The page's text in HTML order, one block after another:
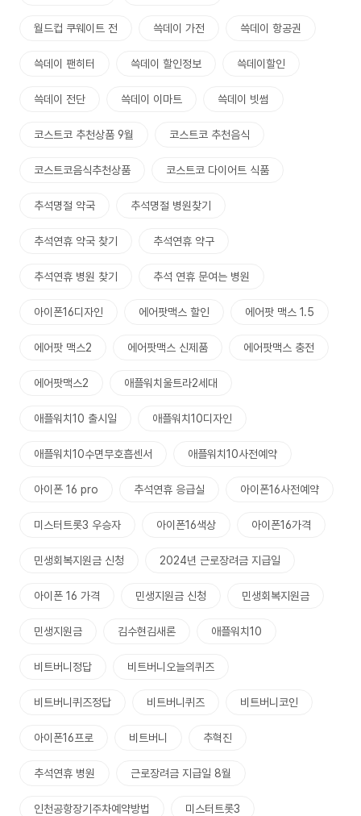
월드컵 쿠웨이트 전 쓱데이 가전 쓱데이 항공권
쓱데이 팬히터 쓱데이 할인정보 쓱데이할인
쓱데이 전단 쓱데이 이마트 쓱데이 빗썸
코스트코 추천상품 9월 코스트코 추천음식
코스트코음식추천상품 코스트코 다이어트 식품
추석명절 약국 추석명절 병원찾기
추석연휴 약국 찾기 추석연휴 약구
추석연휴 병원 찾기 추석 연휴 문여는 병원
아이폰16디자인 에어팟맥스 할인 에어팟 맥스 1.5
에어팟 맥스2 에어팟맥스 신제품 에어팟맥스 충전
에어팟맥스2 애플워치울트라2세대
애플워치10 출시일 애플워치10디자인
애플워치10수면무호흡센서 애플워치10사전예약
아이폰 16 pro 추석연휴 응급실 아이폰16사전예약
미스터트롯3 우승자 아이폰16색상 아이폰16가격
민생회복지원금 신청 2024년 근로장려금 지급일
아이폰 16 가격 민생지원금 신청 민생회복지원금
민생지원금 김수현김새론 애플워치10
비트버니정답 비트버니오늘의퀴즈
비트버니퀴즈정답 비트버니퀴즈 비트버니코인
아이폰16프로 비트버니 추혁진
추석연휴 병원 근로장려금 지급일 8월
인천공항장기주차예약방법 미스터트롯3